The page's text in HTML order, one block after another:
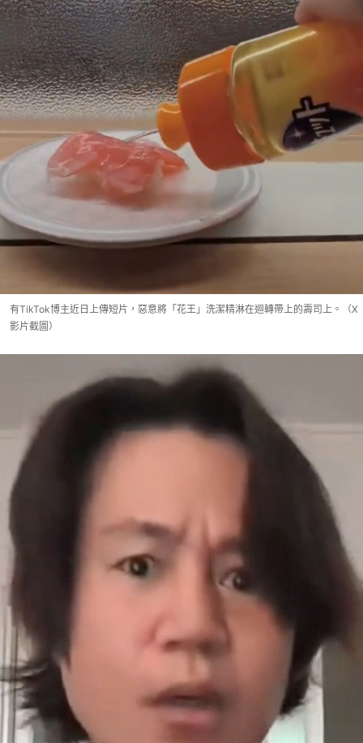
有TikTok博主近日上傳短片，惡意將「花王」洗潔精淋在迴轉帶上的壽司上。（X
影片截圖）